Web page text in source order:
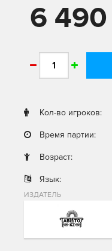
6 490
Кол-во игроков:
Время партии:
Возраст:
Язык:
ИЗДАТЕЛЬ